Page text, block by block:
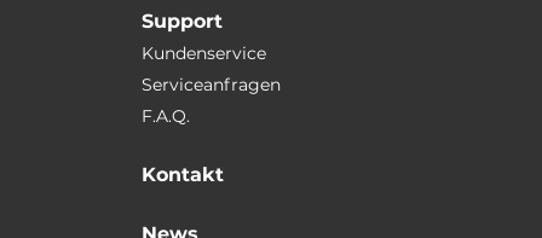
Support
Kundenservice
Serviceanfragen
F.A.Q.
Kontakt